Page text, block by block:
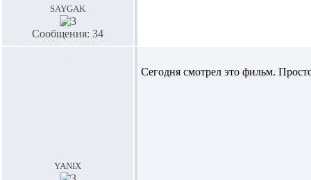
saygak
Сообщения: 34
yanix
Сегодня смотрел это фильм.